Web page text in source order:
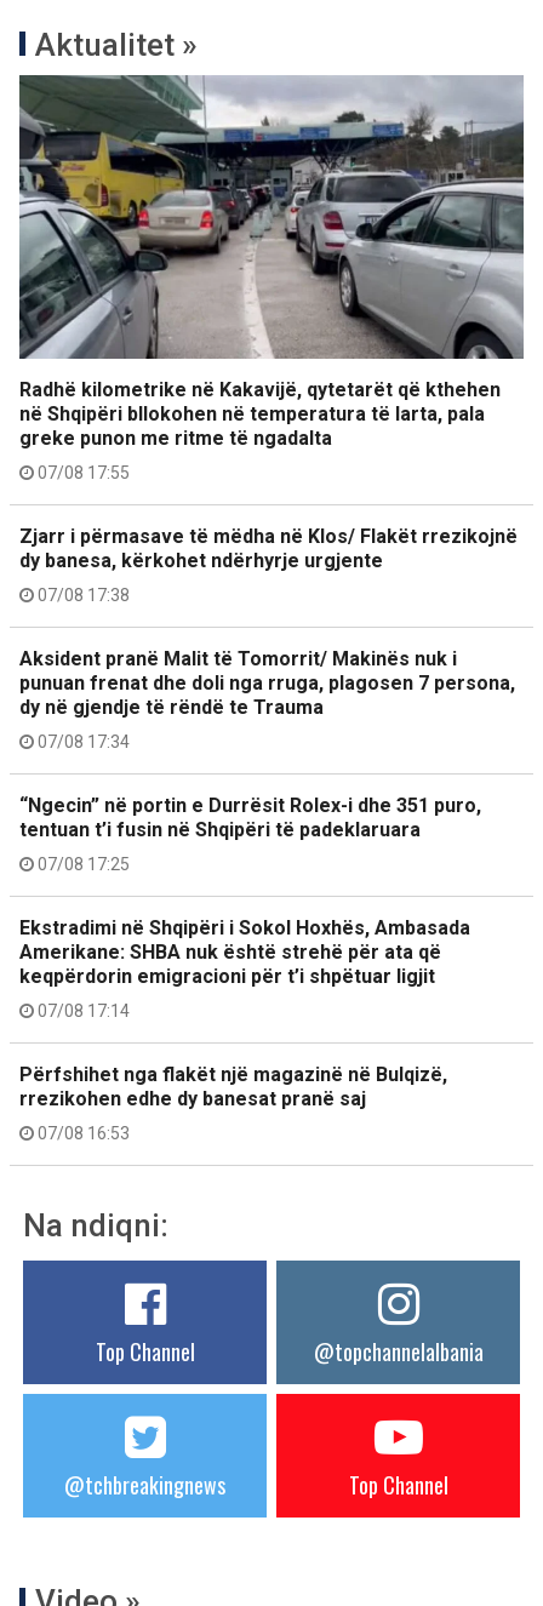
Aktualitet »
Radhë kilometrike në Kakavijë, qytetarët që kthehen
në Shqipëri bllokohen në temperatura të larta, pala
greke punon me ritme të ngadalta
07/08 17:55
Zjarr i përmasave të mëdha në Klos/ Flakët rrezikojnë
dy banesa, kërkohet ndërhyrje urgjente
07/08 17:38
Aksident pranë Malit të Tomorrit/ Makinës nuk i
punuan frenat dhe doli nga rruga, plagosen 7 persona,
dy në gjendje të rëndë te Trauma
07/08 17:34
“Ngecin” në portin e Durrësit Rolex-i dhe 351 puro,
tentuan t’i fusin në Shqipëri të padeklaruara
07/08 17:25
Ekstradimi në Shqipëri i Sokol Hoxhës, Ambasada
Amerikane: SHBA nuk është strehë për ata që
keqpërdorin emigracioni për t’i shpëtuar ligjit
07/08 17:14
Përfshihet nga flakët një magazinë në Bulqizë,
rrezikohen edhe dy banesat pranë saj
07/08 16:53
Na ndiqni:
Top Channel @topchannelalbania
@tchbreakingnews Top Channel